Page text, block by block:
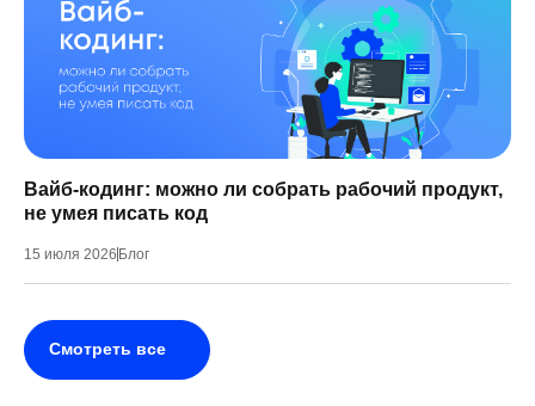
Вайб-кодинг: можно ли собрать рабочий продукт,
не умея писать код
15 июля 2026 Блог
Смотреть все